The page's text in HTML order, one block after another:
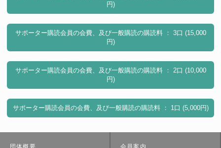
円)
サポーター購読会員の会費、及び一般購読の購読料 ： 3口 (15,000
円)
サポーター購読会員の会費、及び一般購読の購読料 ： 2口 (10,000
円)
サポーター購読会員の会費、及び一般購読の購読料 ： 1口 (5,000円)